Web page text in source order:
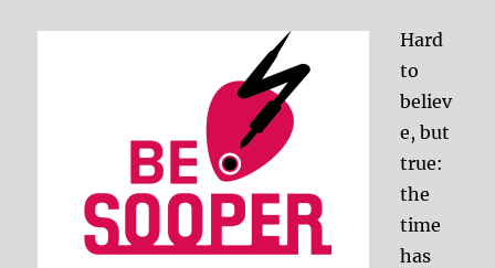
Hard
to
believ
e, but
true:
the
time
has